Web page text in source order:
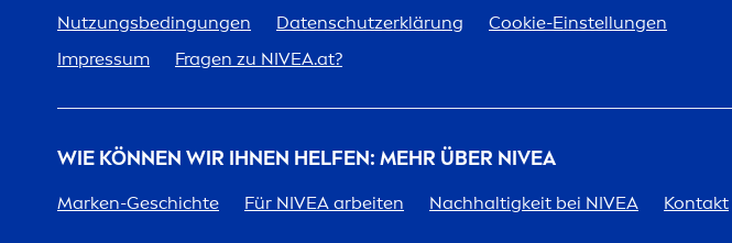
Nutzungsbedingungen Datenschutzerklärung
Cookie-Einstellungen
Impressum
Fragen zu NIVEA.at?
WIE KÖNNEN WIR IHNEN HELFEN: MEHR ÜBER NIVEA
Marken-Geschichte Für NIVEA arbeiten Nachhaltigkeit bei NIVEA Kontakt